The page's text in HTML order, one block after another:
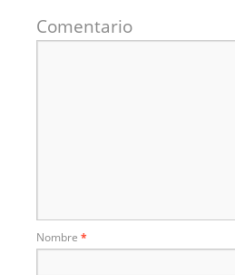
Comentario
Nombre *